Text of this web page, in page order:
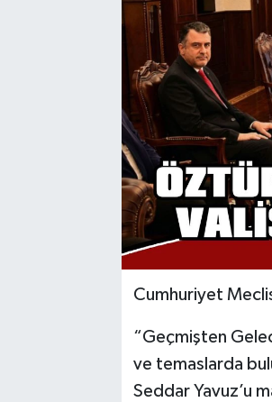
Cumhuriyet
“Geçmişten
ve temaslarda
Seddar Yavuz’u